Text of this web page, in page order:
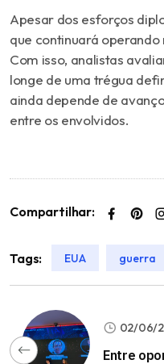
Apesar dos esforços
que continuará
Com isso, analistas
longe de uma trégua
ainda depende de
entre os envolvidos.
Compartilhar:
Tags: EUA guerra
02/06/
Entre